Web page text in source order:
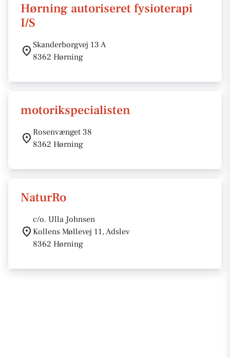
Hørning autoriseret fysioterapi
I/S
Skanderborgvej 13 A
8362 Hørning
motorikspecialisten
Rosenvænget 38
8362 Hørning
NaturRo
c/o. Ulla Johnsen
Kollens Møllevej 11, Adslev
8362 Hørning